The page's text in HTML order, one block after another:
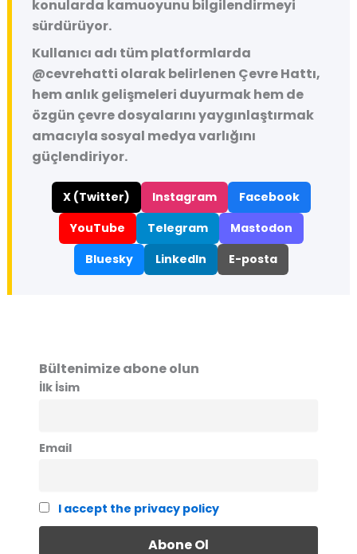
konularda kamuoyunu bilgilendirmeyi
sürdürüyor.
Kullanıcı adı tüm platformlarda
@cevrehatti olarak belirlenen Çevre Hattı,
hem anlık gelişmeleri duyurmak hem de
özgün çevre dosyalarını yaygınlaştırmak
amacıyla sosyal medya varlığını
güçlendiriyor.
X (Twitter) Instagram
Facebook
YouTube
Telegram
Mastodon
Bluesky
LinkedIn E-posta
Bültenimize abone olun
İlk İsim
Email
I accept the privacy policy